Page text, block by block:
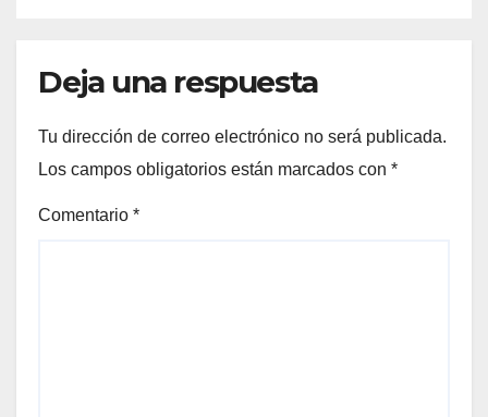
Deja una respuesta
Tu dirección de correo electrónico no será publicada.
Los campos obligatorios están marcados con *
Comentario *